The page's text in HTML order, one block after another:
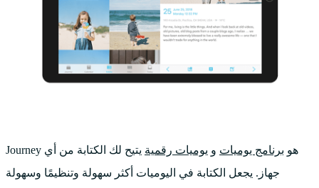
Journey هو برنامج يوميات و يوميات رقمية يتيح لك الكتابة من أي
جهاز. يجعل الكتابة في اليوميات أكثر سهولة وتنظيمًا وسهولة